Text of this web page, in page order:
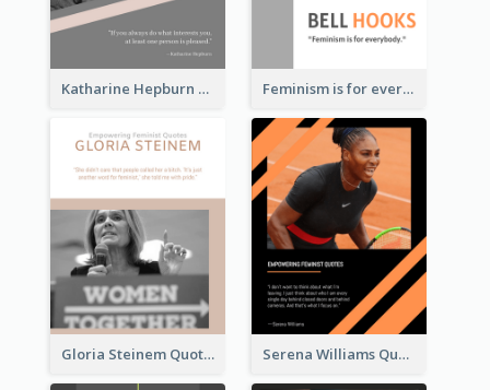
Katharine Hepburn Quote Feminism is for everybody. ―Bell Hooks
Gloria Steinem Quote Serena Williams Quote